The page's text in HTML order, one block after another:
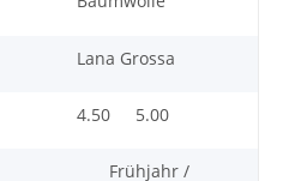
Lana Grossa
4.50 5.00
Frühjahr /